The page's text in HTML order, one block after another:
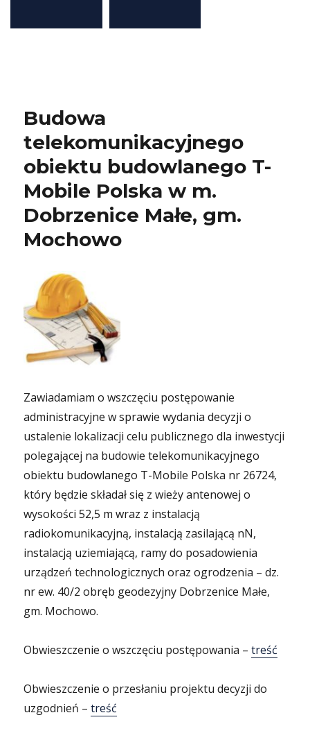
Budowa
telekomunikacyjnego
obiektu budowlanego T-
Mobile Polska w m.
Dobrzenice Małe, gm.
Mochowo
Zawiadamiam o wszczęciu postępowanie
administracyjne w sprawie wydania decyzji o
ustalenie lokalizacji celu publicznego dla inwestycji
polegającej na budowie telekomunikacyjnego
obiektu budowlanego T-Mobile Polska nr 26724,
który będzie składał się z wieży antenowej o
wysokości 52,5 m wraz z instalacją
radiokomunikacyjną, instalacją zasilającą nN,
instalacją uziemiającą, ramy do posadowienia
urządzeń technologicznych oraz ogrodzenia – dz.
nr ew. 40/2 obręb geodezyjny Dobrzenice Małe,
gm. Mochowo.
Obwieszczenie o wszczęciu postępowania –treść
Obwieszczenie o przesłaniu projektu decyzji do
uzgodnień –treść